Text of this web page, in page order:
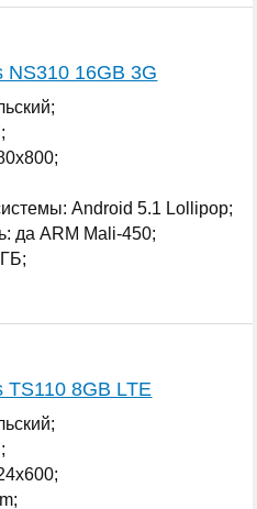
16GB 3G
Android 5.1 Lollipop;
да ARM Mali-450;
8GB LTE